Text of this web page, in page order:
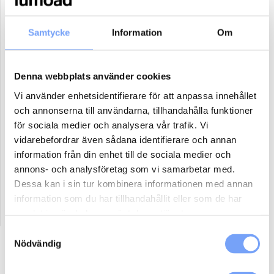
Samtycke Information Om
Denna webbplats använder cookies
Vi använder enhetsidentifierare för att anpassa innehållet
och annonserna till användarna, tillhandahålla funktioner
för sociala medier och analysera vår trafik. Vi
vidarebefordrar även sådana identifierare och annan
information från din enhet till de sociala medier och
annons- och analysföretag som vi samarbetar med.
Dessa kan i sin tur kombinera informationen med annan
information som du har tillhandahållit eller som de har
Nödvändig
Reklammaterial:
Jag har eller ordnar eget reklammaterial för denna produkt.
Jag har ej material och vill att lumoad kontaktar mig för hjälp.
31
Antal paket (se ovan)
Boka